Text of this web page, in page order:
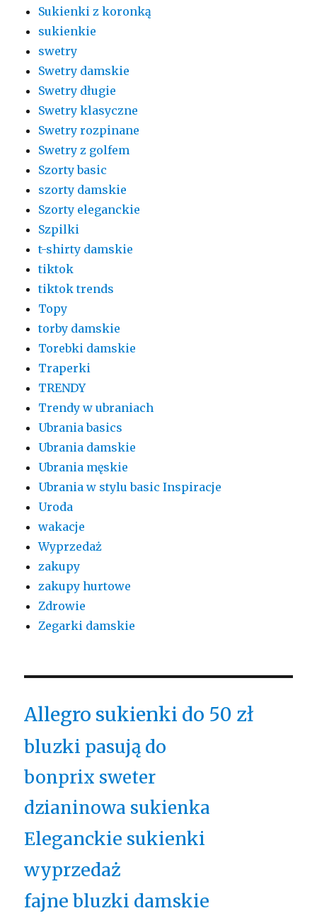
Sukienki z koronką
sukienkie
swetry
Swetry damskie
Swetry długie
Swetry klasyczne
Swetry rozpinane
Swetry z golfem
Szorty basic
szorty damskie
Szorty eleganckie
Szpilki
t-shirty damskie
tiktok
tiktok trends
Topy
torby damskie
Torebki damskie
Traperki
TRENDY
Trendy w ubraniach
Ubrania basics
Ubrania damskie
Ubrania męskie
Ubrania w stylu basic Inspiracje
Uroda
wakacje
Wyprzedaż
zakupy
zakupy hurtowe
Zdrowie
Zegarki damskie
Allegro sukienki do 50 zł
bluzki pasują do
bonprix sweter
dzianinowa sukienka
Eleganckie sukienki
wyprzedaż
fajne bluzki damskie